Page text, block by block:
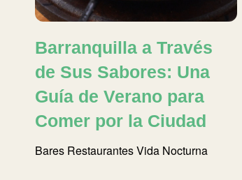
Barranquilla a Través
de Sus Sabores: Una
Guía de Verano para
Comer por la Ciudad
Bares RestaurantesVida Nocturna